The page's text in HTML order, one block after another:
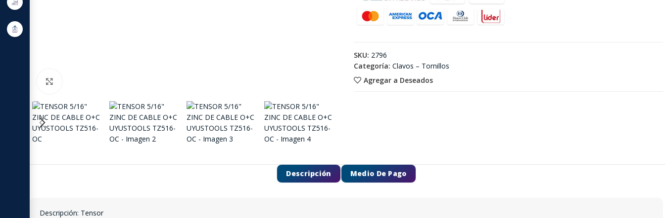
Agregar a Deseados
SKU: 2796
Categoría: Clavos – Tornillos
Descripción Medio De Pago
Descripción: Tensor